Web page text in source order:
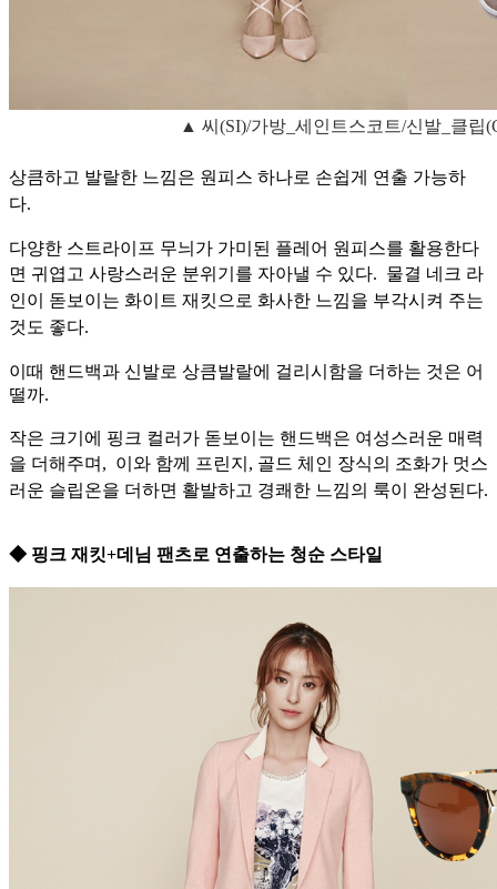
▲ 씨(SI)/가방_세인트스코트/신발_클립
상큼하고 발랄한 느낌은 원피스 하나로 손쉽게 연출 가능하
다.
다양한 스트라이프 무늬가 가미된 플레어 원피스를 활용한다
면 귀엽고 사랑스러운 분위기를 자아낼 수 있다. 물결 네크 라
인이 돋보이는 화이트 재킷으로 화사한 느낌을 부각시켜 주는
것도 좋다.
이때 핸드백과 신발로 상큼발랄에 걸리시함을 더하는 것은 어
떨까.
작은 크기에 핑크 컬러가 돋보이는 핸드백은 여성스러운 매력
을 더해주며, 이와 함께 프린지, 골드 체인 장식의 조화가 멋스
러운 슬립온을 더하면 활발하고 경쾌한 느낌의 룩이 완성된다.
◆ 핑크 재킷+데님 팬츠로 연출하는 청순 스타일